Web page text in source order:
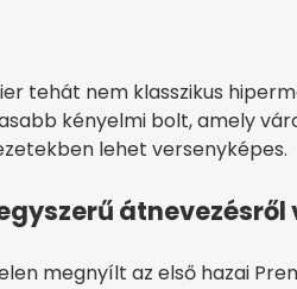
tehát nem klasszikus
kényelmi bolt, amely
lehet versenyképes.
átnevezésről
megnyílt az első hazai